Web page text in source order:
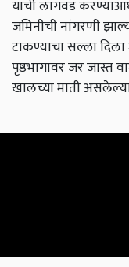
याची लागवड
जमिनीची नांगरणी
टाकण्याचा सल्ला दिला
पृष्ठभागावर जर जास्त
खालच्या माती